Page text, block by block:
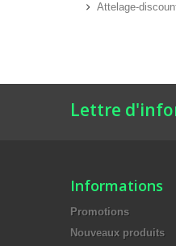
Attelage-
Lettre
Informations
Promotions
Nouveaux produits